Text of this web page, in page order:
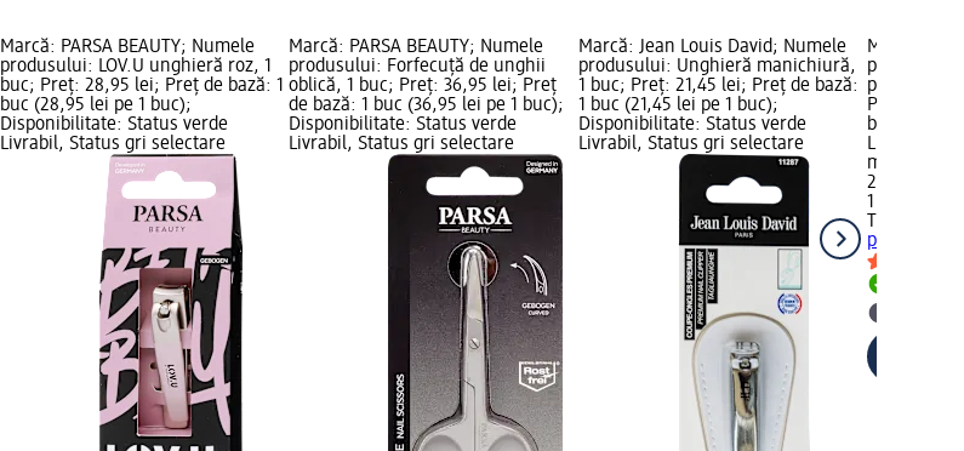
Marcă: PARSA BEAUTY; Numele
produsului: LOV.U unghieră roz, 1
buc; Preț: 28,95 lei; Preț de bază: 1
buc (28,95 lei pe 1 buc);
Disponibilitate: Status verde
Livrabil, Status gri selectare
Marcă: PARSA BEAUTY; Numele
produsului: Forfecuță de unghii
oblică, 1 buc; Preț: 36,95 lei; Preț
de bază: 1 buc (36,95 lei pe 1 buc);
Disponibilitate: Status verde
Livrabil, Status gri selectare
Marcă: Jean Louis David; Numele
produsului: Unghieră manichiură,
1 buc; Preț: 21,45 lei; Preț de bază:
1 buc (21,45 lei pe 1 buc);
Disponibilitate: Status verde
Livrabil, Status gri selectare
Marcă: The
pedichiură,
Preț de
buc);
Livrabil,
magazin
28,45 lei
1 buc
pedichiură,